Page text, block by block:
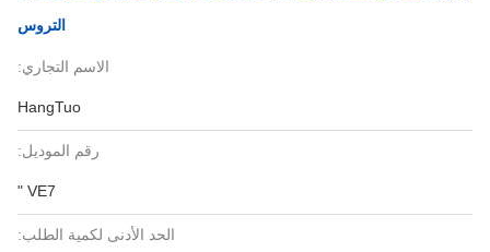
التروس
الاسم التجاري:
HangTuo
رقم الموديل:
VE7 "
الحد الأدنى لكمية الطلب: